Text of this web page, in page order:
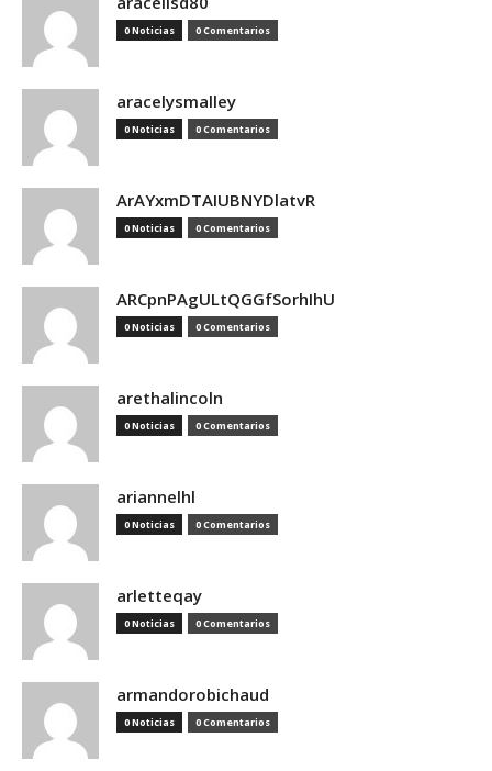
0 Noticias 0 Comentarios
aracelysmalley
0 Noticias 0 Comentarios
ArAYxmDTAIUBNYDlatvR
0 Noticias 0 Comentarios
ARCpnPAgULtQGGfSorhIhU
0 Noticias 0 Comentarios
arethalincoln
0 Noticias 0 Comentarios
ariannelhl
0 Noticias 0 Comentarios
arletteqay
0 Noticias 0 Comentarios
armandorobichaud
0 Noticias 0 Comentarios